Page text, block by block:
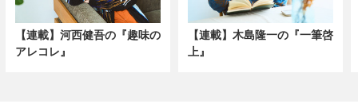
【連載】河西健吾の『趣味の
アレコレ』
【連載】木島隆一の『一筆啓
上』